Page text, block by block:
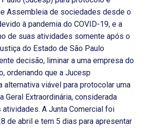
Assembleia de sociedades desde o
à pandemia do COVID-19, e a
de suas atividades somente após o
do Estado de São Paulo
decisão, liminar a uma empresa do
ordenando que a Jucesp
alternativa viável para protocolar uma
Geral Extraordinária, considerada
A Junta Comercial foi
de abril e tem 5 dias para apresentar